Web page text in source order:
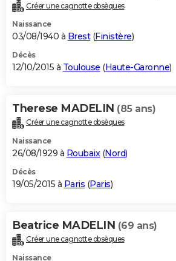
Créer une cagnotte obsèques
Naissance
03/08/1940 à Brest(Finistère)
Décès
12/10/2015 à Toulouse (Haute-Garonne)
Therese MADELIN (85 ans)
Créer une cagnotte obsèques
Naissance
26/08/1929 à Roubaix(Nord)
Décès
19/05/2015 à Paris (Paris)
Beatrice MADELIN (69 ans)
Créer une cagnotte obsèques
Naissance